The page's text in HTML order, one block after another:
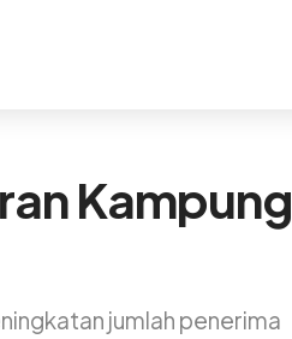
Kampung
jumlah penerima